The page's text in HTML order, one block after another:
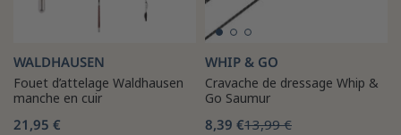
WALDHAUSEN
Fouet d’attelage Waldhausen
manche en cuir
21,95 €
WHIP & GO
Cravache de dressage Whip &
Go Saumur
8,39 €13,99 €